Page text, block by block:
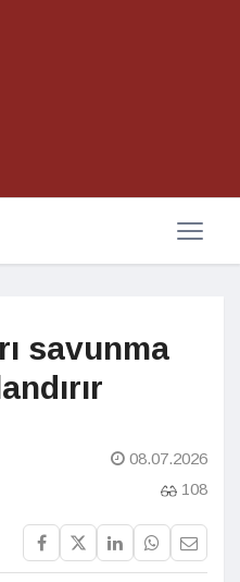
savunma
08.07.2026
108